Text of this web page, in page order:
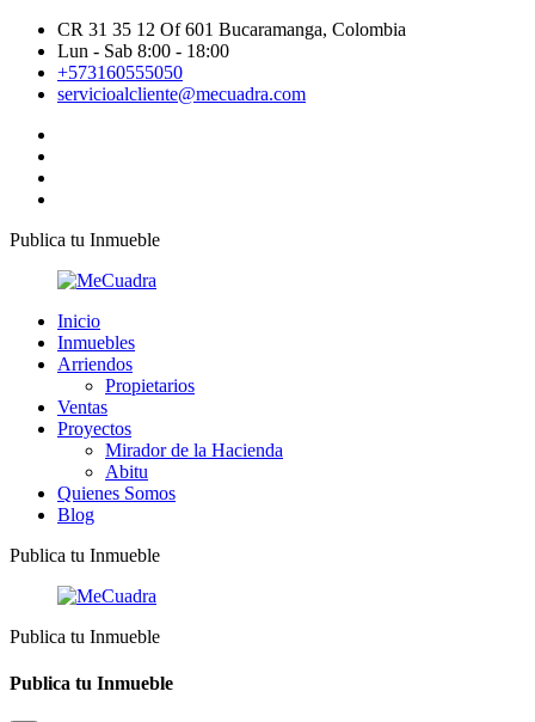
CR 31 35 12 Of 601 Bucaramanga, Colombia
Lun - Sab 8:00 - 18:00
+573160555050
servicioalcliente@mecuadra.com
Publica tu Inmueble
Inicio
Inmuebles
Arriendos
Propietarios
Ventas
Proyectos
Mirador de la Hacienda
Abitu
Quienes Somos
Blog
Publica tu Inmueble
Publica tu Inmueble
Publica tu Inmueble